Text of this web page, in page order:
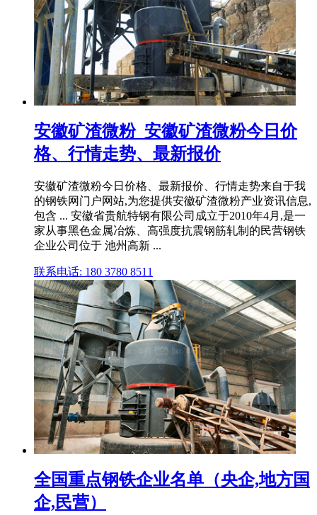
安徽矿渣微粉_安徽矿渣微粉今日价
格、行情走势、最新报价
安徽矿渣微粉今日价格、最新报价、行情走势来自于我
的钢铁网门户网站,为您提供安徽矿渣微粉产业资讯信息,
包含 ... 安徽省贵航特钢有限公司成立于2010年4月,是一
家从事黑色金属冶炼、高强度抗震钢筋轧制的民营钢铁
企业公司位于 池州高新 ...
联系电话: 180 3780 8511
全国重点钢铁企业名单（央企,地方国
企,民营）